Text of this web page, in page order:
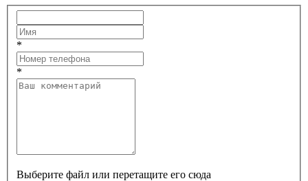
*
*
Выберите файл или перетащите его сюда